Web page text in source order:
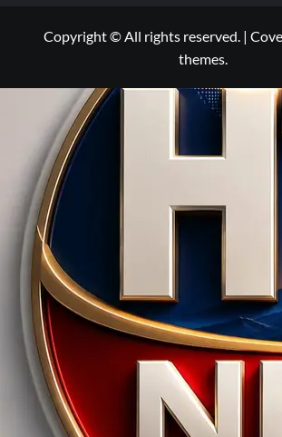
Copyright © All rights reserved. |
themes.